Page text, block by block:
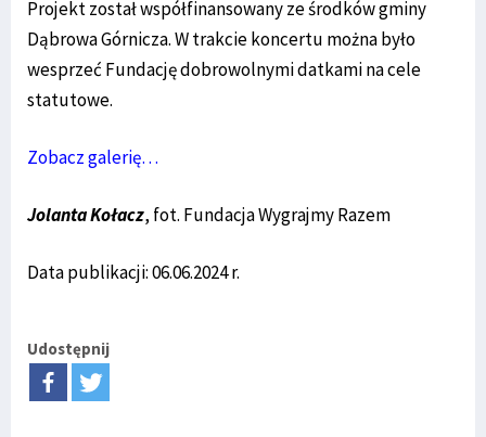
Projekt został współfinansowany ze środków gminy
Dąbrowa Górnicza. W trakcie koncertu można było
wesprzeć Fundację dobrowolnymi datkami na cele
statutowe.
Zobacz galerię…
Jolanta Kołacz, fot. Fundacja Wygrajmy Razem
Data publikacji: 06.06.2024 r.
Udostępnij